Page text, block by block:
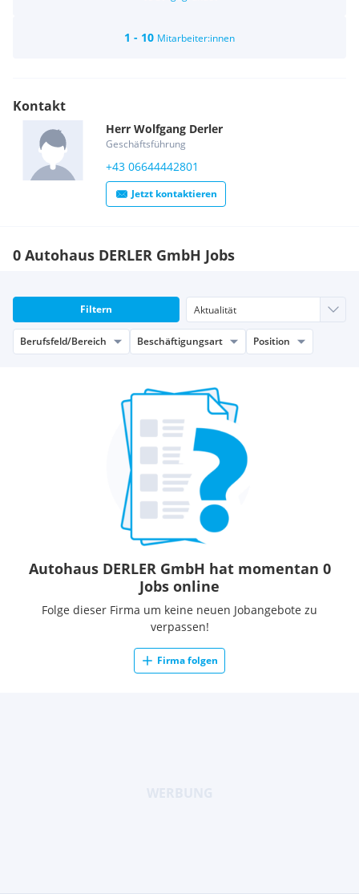
1 - 10 Mitarbeiter:innen
Kontakt
Herr Wolfgang Derler
Geschäftsführung
+43 06644442801
Jetzt kontaktieren
0 Autohaus DERLER GmbH Jobs
Filtern
Berufsfeld/Bereich Beschäftigungsart Position
Autohaus DERLER GmbH hat momentan 0
Jobs online
Folge dieser Firma um keine neuen Jobangebote zu
verpassen!
Firma folgen